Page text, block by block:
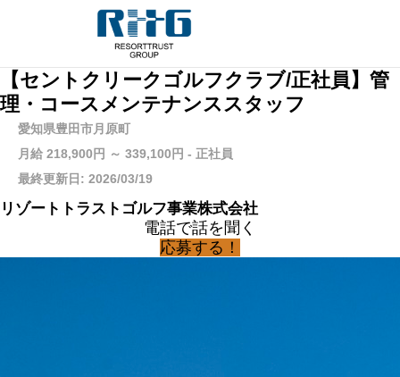
【セントクリークゴルフクラブ/正社員】管
理・コースメンテナンススタッフ
愛知県豊田市月原町
月給 218,900円 ～ 339,100円 - 正社員
最終更新日: 2026/03/19
リゾートトラストゴルフ事業株式会社
電話で話を聞く
応募する！